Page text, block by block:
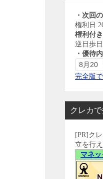
・次回
権利日
権利付
逆日歩
・優待
完全版
クレカで
[PR]ク
立を行
マネ